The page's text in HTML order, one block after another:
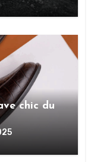
chic du